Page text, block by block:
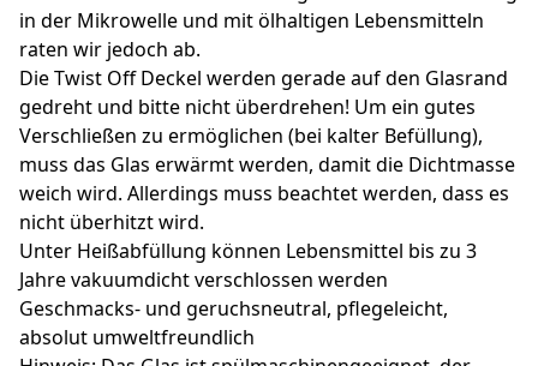
in der Mikrowelle und mit ölhaltigen Lebensmitteln
raten wir jedoch ab.
Die Twist Off Deckel werden gerade auf den Glasrand
gedreht und bitte nicht überdrehen! Um ein gutes
Verschließen zu ermöglichen (bei kalter Befüllung),
muss das Glas erwärmt werden, damit die Dichtmasse
weich wird. Allerdings muss beachtet werden, dass es
nicht überhitzt wird.
Unter Heißabfüllung können Lebensmittel bis zu 3
Jahre vakuumdicht verschlossen werden
Geschmacks- und geruchsneutral, pflegeleicht,
absolut umweltfreundlich